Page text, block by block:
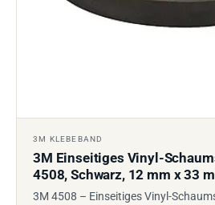
3M KLEBEBAND
3M Einseitiges Vinyl-
4508, Schwarz, 12 mm x 33
3M 4508 – Einseitiges Vinyl-